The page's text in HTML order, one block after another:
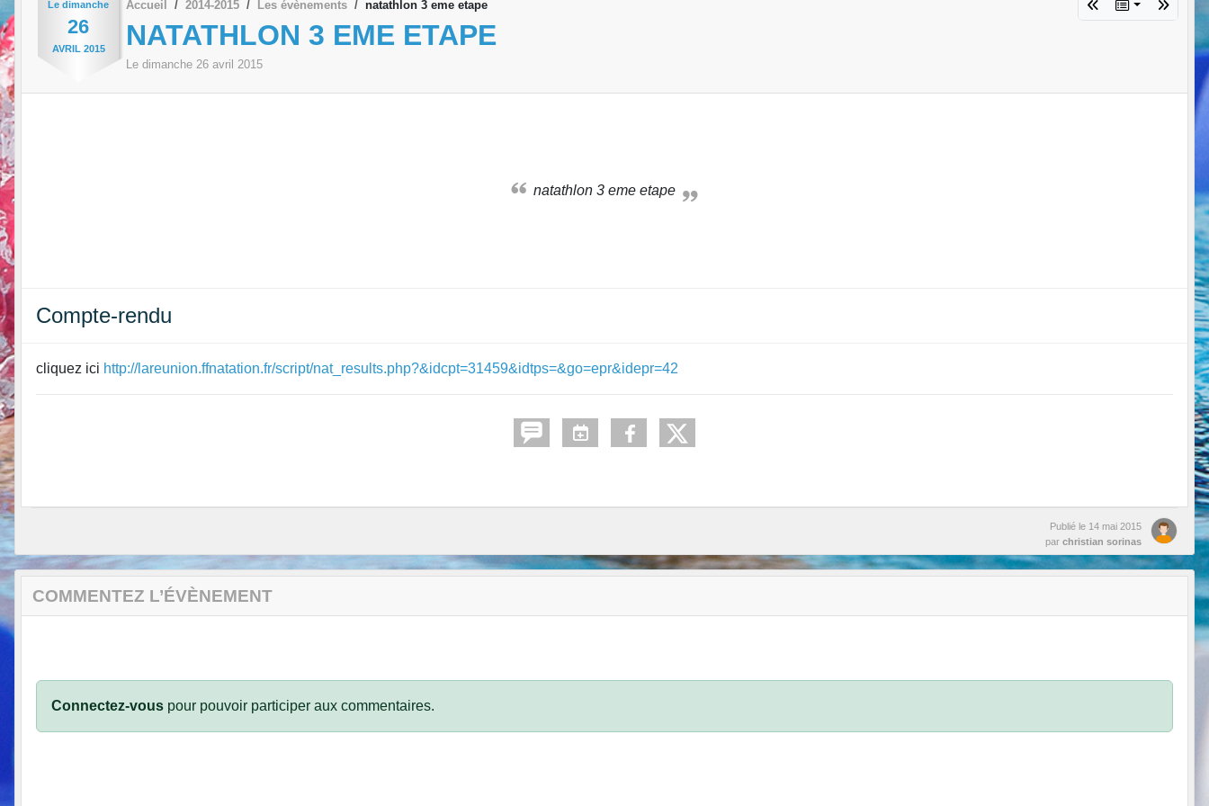
Le dimanche
26
AVRIL 2015
Accueil 2014-2015 Les évènements natathlon 3 eme etape
NATATHLON 3 EME ETAPE
Le dimanche 26 avril 2015
natathlon 3 eme etape
Compte-rendu
cliquez ici http://lareunion.ffnatation.fr/script/nat_results.php?&idcpt=31459&idtps=&go=epr&idepr=42
Publié le 14 mai 2015
par christian sorinas
COMMENTEZ L’ÉVÈNEMENT
Connectez-vous pour pouvoir participer aux commentaires.